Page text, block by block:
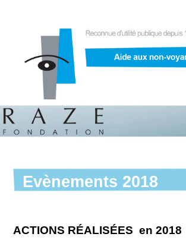
Evènements 2018
ACTIONS RÉALISÉES en 2018